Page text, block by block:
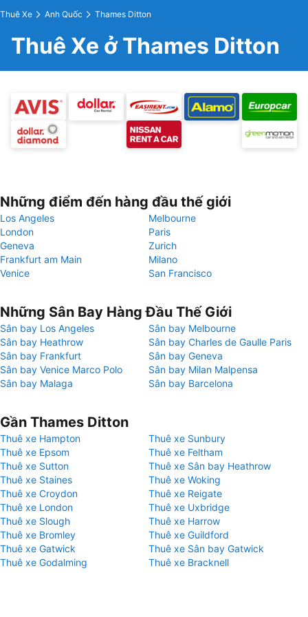
Thuê Xe Anh Quốc Thames Ditton
Thuê Xe ở Thames Ditton
Những điểm đến hàng đầu thế giới
Los Angeles
Melbourne
London
Paris
Geneva
Zurich
Frankfurt am Main
Milano
Venice
San Francisco
Những Sân Bay Hàng Đầu Thế Giới
Sân bay Los Angeles
Sân bay Melbourne
Sân bay Heathrow
Sân bay Charles de Gaulle Paris
Sân bay Frankfurt
Sân bay Geneva
Sân bay Venice Marco Polo
Sân bay Milan Malpensa
Sân bay Malaga
Sân bay Barcelona
Gần Thames Ditton
Thuê xe Hampton
Thuê xe Sunbury
Thuê xe Epsom
Thuê xe Feltham
Thuê xe Sutton
Thuê xe Sân bay Heathrow
Thuê xe Staines
Thuê xe Woking
Thuê xe Croydon
Thuê xe Reigate
Thuê xe London
Thuê xe Uxbridge
Thuê xe Slough
Thuê xe Harrow
Thuê xe Bromley
Thuê xe Guildford
Thuê xe Gatwick
Thuê xe Sân bay Gatwick
Thuê xe Godalming
Thuê xe Bracknell